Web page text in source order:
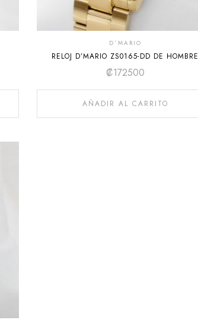
D´MARIO
RELOJ D’MARIO ZS0165-DD DE HOMBRE
₡172500
AÑADIR AL CARRITO